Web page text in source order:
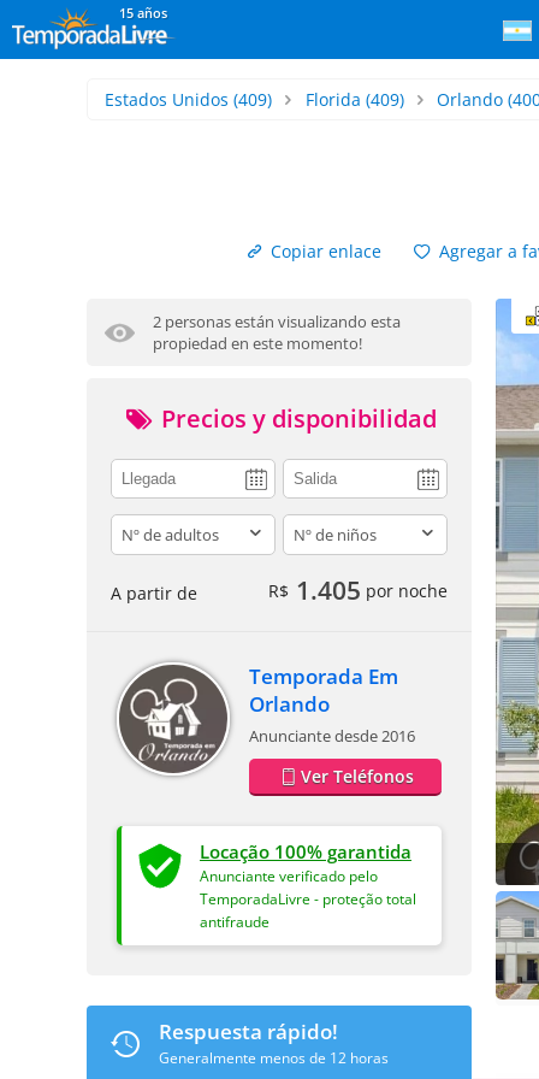
15 años
Estados Unidos (409) Florida (409) Orlando
Copiar enlace
Agregar a
2 personas están visualizando esta
propiedad en este momento!
Precios y disponibilidad
adults children
A partir de R$ 1.405 por noche
Temporada Em
Orlando
Anunciante desde 2016
Ver Teléfonos
Locação 100% garantida
Anunciante verificado pelo
TemporadaLivre - proteção total
antifraude
Respuesta rápido!
Generalmente menos de 12 horas